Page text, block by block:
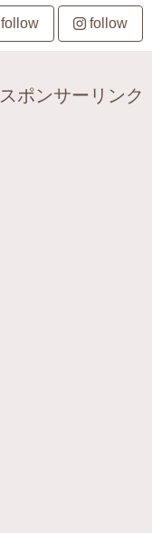
follow follow
スポンサーリンク